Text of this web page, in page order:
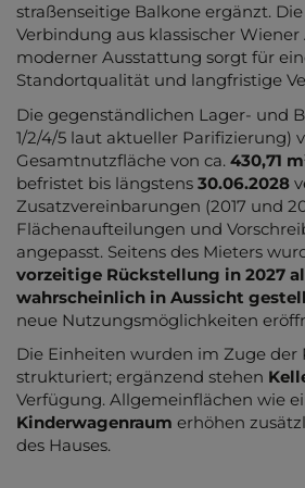
straßenseitige Balkone ergänzt.
Verbindung aus klassischer
moderner Ausstattung sorgt für
Standortqualität und langfristige
Die gegenständlichen Lager- und
1/2/4/5 laut aktueller Parifizierung)
Gesamtnutzfläche von ca. 430,71
befristet bis längstens 30.06.2028
Zusatzvereinbarungen (2017 und
Flächenaufteilungen und
angepasst. Seitens des Mieters
vorzeitige Rückstellung in 2027
wahrscheinlich in Aussicht
neue Nutzungsmöglichkeiten
Die Einheiten wurden im Zuge der
strukturiert; ergänzend stehen
Verfügung. Allgemeinflächen wie
Kinderwagenraum erhöhen
des Hauses.